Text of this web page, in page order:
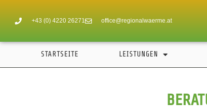
+43 (0) 4220 26271 office@regionalwaerme.at
STARTSEITE LEISTUNGEN